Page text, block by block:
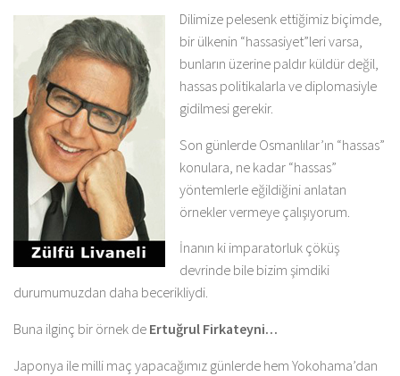
Dilimize pelesenk ettiğimiz biçimde,
bir ülkenin “hassasiyet”leri varsa,
bunların üzerine paldır küldür değil,
hassas politikalarla ve diplomasiyle
gidilmesi gerekir.
Son günlerde Osmanlılar’ın “hassas”
konulara, ne kadar “hassas”
yöntemlerle eğildiğini anlatan
örnekler vermeye çalışıyorum.
İnanın ki imparatorluk çöküş
devrinde bile bizim şimdiki
durumumuzdan daha becerikliydi.
Buna ilginç bir örnek de Ertuğrul Firkateyni…
Japonya ile milli maç yapacağımız günlerde hem Yokohama’dan